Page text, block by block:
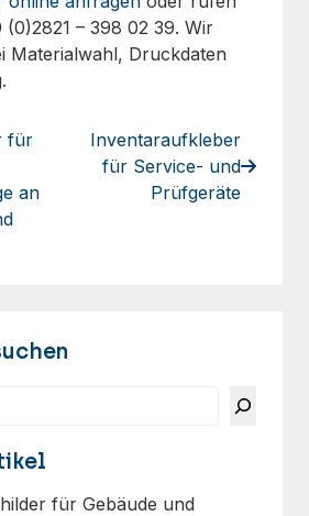
– 398 02 39. Wir
Materialwahl, Druckdaten
für
an
Inventaraufkleber
für Service- und
Prüfgeräte
für Gebäude und